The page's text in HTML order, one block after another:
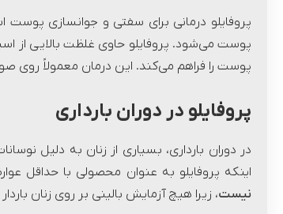
پروفایلو درمانی برای سفتی و جوانسازی
پوست می‌شود. پروفایلو حاوی غلظت بالایی
پوست را فراهم می‌کند. این درمان معمولاً روی
پروفایلو در دوران بارداری
در دوران بارداری، بسیاری از زنان به دلیل
اینکه پروفایلو به عنوان محصولی با حداقل
نیست، زیرا هیچ آزمایش بالینی بر روی زنان